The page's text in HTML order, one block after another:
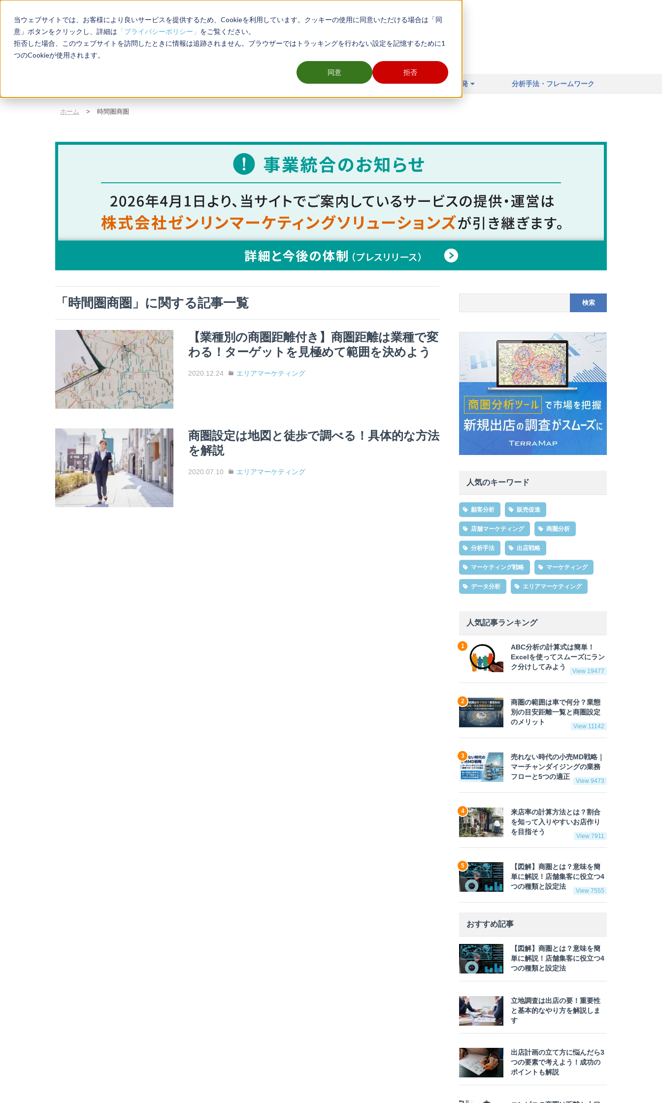
当ウェブサイトでは、お客様により良いサービスを提供するため、Cookieを利用しています。クッキーの使用に同意いただける場合は「同
意」ボタンをクリックし、詳細は 「プライバシーポリシー」 をご覧ください。
拒否した場合、このウェブサイトを訪問したときに情報は追跡されません。ブラウザーではトラッキングを行わない設定を記憶するために1
つのCookieが使用されます。
同意 拒否
顧客・データ分析 店舗開発 分析手法・フレームワーク
ホーム > 時間圏商圏
「 時間圏商圏 」に関する記事一覧
【業種別の商圏距離付き】商圏距離は業種で変
わる！ターゲットを見極めて範囲を決めよう
2020.12.24 エリアマーケティング
商圏設定は地図と徒歩で調べる！具体的な方法
を解説
2020.07.10 エリアマーケティング
人気のキーワード
顧客分析 販売促進
店舗マーケティング 商圏分析
分析手法 出店戦略
マーケティング戦略 マーケティング
データ分析 エリアマーケティング
人気記事ランキング
ABC分析の計算式は簡単！
Excelを使ってスムーズにラン
ク分けしてみよう
View 19477
商圏の範囲は車で何分？業態
別の目安距離一覧と商圏設定
のメリット
View 11142
売れない時代の小売MD戦略｜
マーチャンダイジングの業務
フローと5つの適正
View 9473
来店率の計算方法とは？割合
を知って入りやすいお店作り
を目指そう
View 7911
【図解】商圏とは？意味を簡
単に解説！店舗集客に役立つ4
つの種類と設定法
View 7555
おすすめ記事
【図解】商圏とは？意味を簡
単に解説！店舗集客に役立つ4
つの種類と設定法
立地調査は出店の要！重要性
と基本的なやり方を解説しま
す
出店計画の立て方に悩んだら3
つの要素で考えよう！成功の
ポイントも解説